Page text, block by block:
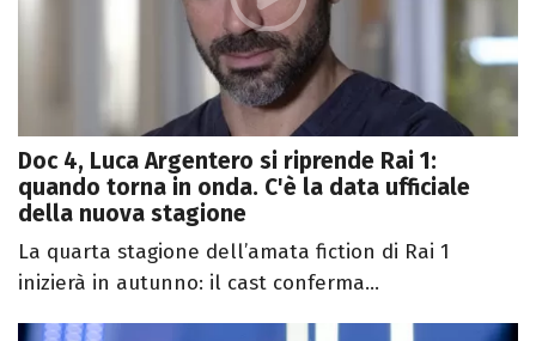
Doc 4, Luca Argentero si riprende Rai 1:
quando torna in onda. C'è la data ufficiale
della nuova stagione
La quarta stagione dell’amata fiction di Rai 1
inizierà in autunno: il cast conferma...